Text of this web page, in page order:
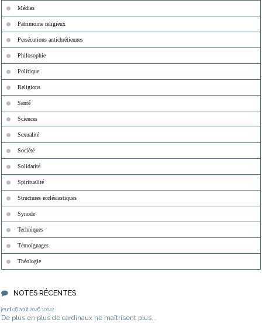
Médias
Patrimoine religieux
Persécutions antichrétiennes
Philosophie
Politique
Religions
Santé
Sciences
Sexualité
Société
Solidarité
Spiritualité
Structures ecclésiastiques
Synode
Techniques
Témoignages
Théologie
NOTES RÉCENTES
jeudi 06 août 2026 10h22
De plus en plus de cardinaux ne maîtrisent plus...